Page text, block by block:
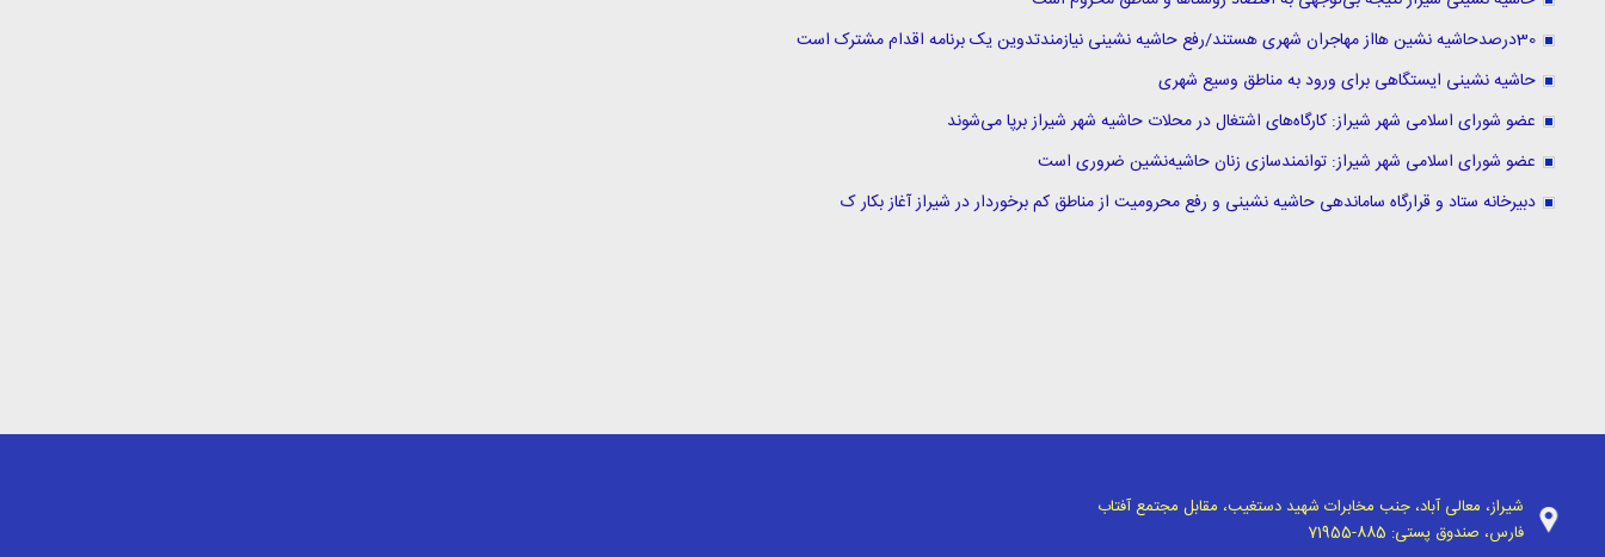
30درصدحاشیه نشین هااز مهاجران شهری هستند/رفع حاشیه نشینی نیازمندتدوین یک برنامه اقدام مشترک است
حاشیه نشینی ایستگاهی برای ورود به مناطق وسیع شهری
عضو شورای اسلامی شهر شیراز: کارگاه‌های اشتغال در محلات حاشیه شهر شیراز برپا می‌شوند
عضو شورای اسلامی شهر شیراز: توانمندسازی زنان حاشیه‌نشین ضروری است
دبیرخانه ستاد و قرارگاه ساماندهی حاشیه نشینی و رفع محرومیت از مناطق کم برخوردار در شیراز آغاز بکار ک
شیراز، معالی آباد، جنب مخابرات شهید دستغیب، مقابل مجتمع آفتاب
فارس، صندوق پستی: 71955-885